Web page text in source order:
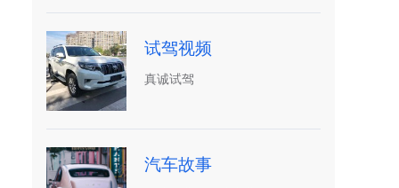
试驾视频
真诚试驾
汽车故事